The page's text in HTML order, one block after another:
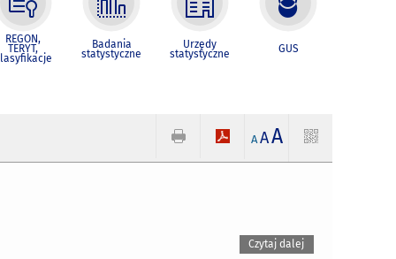
REGON,
TERYT, Badania
statystyczne
Urzędy
statystyczne GUS
A AA
Czytaj dalej